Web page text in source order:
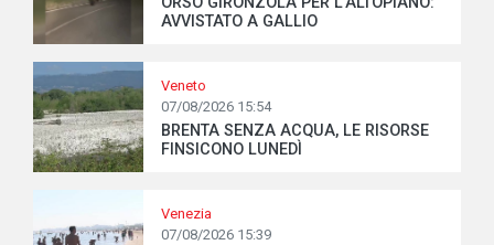
AVVISTATO A GALLIO
Veneto
07/08/2026 15:54
BRENTA SENZA ACQUA, LE RISORSE
FINSICONO LUNEDÌ
Venezia
07/08/2026 15:39